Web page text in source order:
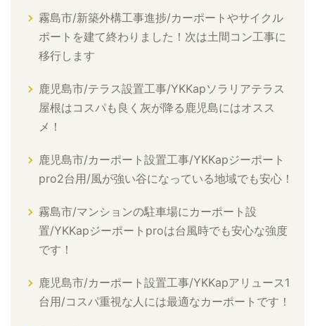
霧島市/新築外構工事進捗/カーポートやサイクル
ポートを建て終わりました！次は土間コン工事に
移行します
鹿児島市/テラス設置工事/YKKapソラリアテラス
屋根はコスパも良く灰が降る鹿児島にはオスス
メ！
鹿児島市/カーポート設置工事/YKKapジーポート
pro2台用/風が強い谷になっている地域でも安心！
霧島市/マンションの駐車場にカーポート設
置/YKKapジーポートproは台風時でも安心な強度
です！
鹿児島市/カーポート設置工事/YKKapアリュース1
台用/コスパ重視な人には最適なカーポートです！